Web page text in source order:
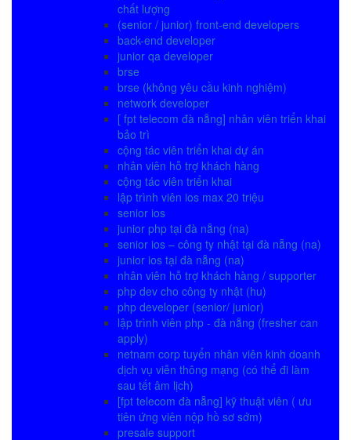
chất lượng
(senior / junior) front-end developers
back-end developer
junior qa developer
brse
brse (không yêu cầu kinh nghiệm)
network developer
[ fpt telecom đà nẵng] nhân viên triển khai
bảo trì
cộng tác viên triển khai dự án
nhân viên hỗ trợ khách hàng
cộng tác viên triển khai
lập trình viên ios max 20 triệu
senior ios
junior php tại đà nẵng (na)
senior ios – công ty nhật tại đà nẵng (na)
junior ios tại đà nẵng (na)
nhân viên hỗ trợ khách hàng / supporter
php dev cho công ty nhật (hu)
php developer (senior/ junior)
lập trình viên php - đà nẵng (fresher can
apply)
netnam corp tuyển nhân viên kinh doanh
dịch vụ viễn thông mạng (có thể đi làm
sau tết âm lịch)
[fpt telecom đà nẵng] kỹ thuật viên ( ưu
tiên ứng viên nộp hồ sơ sớm)
presale support